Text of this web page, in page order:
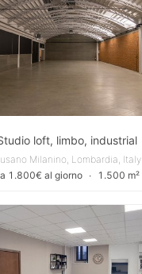
loft, limbo, industrial
Milanino, Lombardia, Italy
1.800€ al giorno
∙ 1.500 m²